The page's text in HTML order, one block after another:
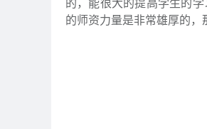
的，能很大的提高学生的
的师资力量是非常雄厚的，